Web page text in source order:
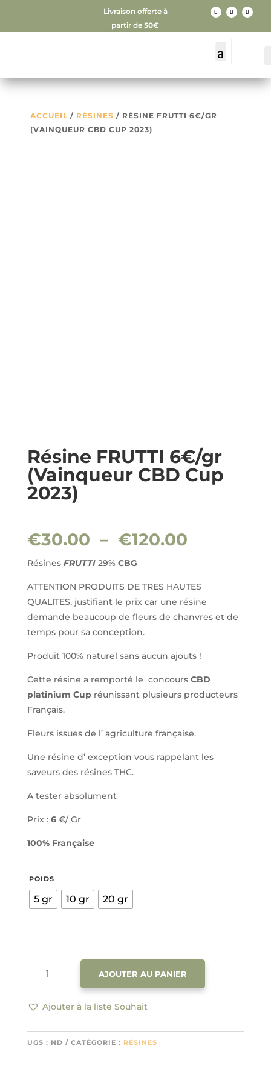
Livraison offerte à
partir de50€
ACCUEIL/ RÉSINES / RÉSINE FRUTTI 6€/GR
(VAINQUEUR CBD CUP 2023)
Résine FRUTTI 6€/gr
(Vainqueur CBD Cup
2023)
€30.00 – €120.00Plage
€30.00
à
€120.00
Résines FRUTTI29% CBG
ATTENTION PRODUITS DE TRES HAUTES
QUALITES, justifiant le prix car une résine
demande beaucoup de fleurs de chanvres et de
temps pour sa conception.
Produit 100% naturel sans aucun ajouts !
Cette résine a remporté le concours CBD
platinium Cup réunissant plusieurs producteurs
Français.
Fleurs issues de l’ agriculture française.
Une résine d’ exception vous rappelant les
saveurs des résines THC.
A tester absolument
Prix : 6 €/ Gr
100% Française
POIDS
5 gr 10 gr 20 gr
FRUTTI
(VAINQUEUR
CBD
AJOUTER AU PANIER
Ajouter à la liste Souhait
UGS : ND CATÉGORIE : RÉSINES